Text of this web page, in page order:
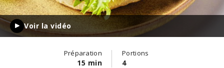
Voir la vidéo
Préparation
15 min
Portions
4